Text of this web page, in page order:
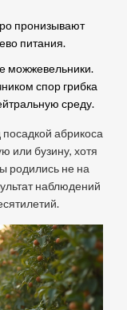
пронизывают
питания.
можжевельники.
спор грибка
среду.
абрикоса
или бузину, хотя
родились не на
наблюдений